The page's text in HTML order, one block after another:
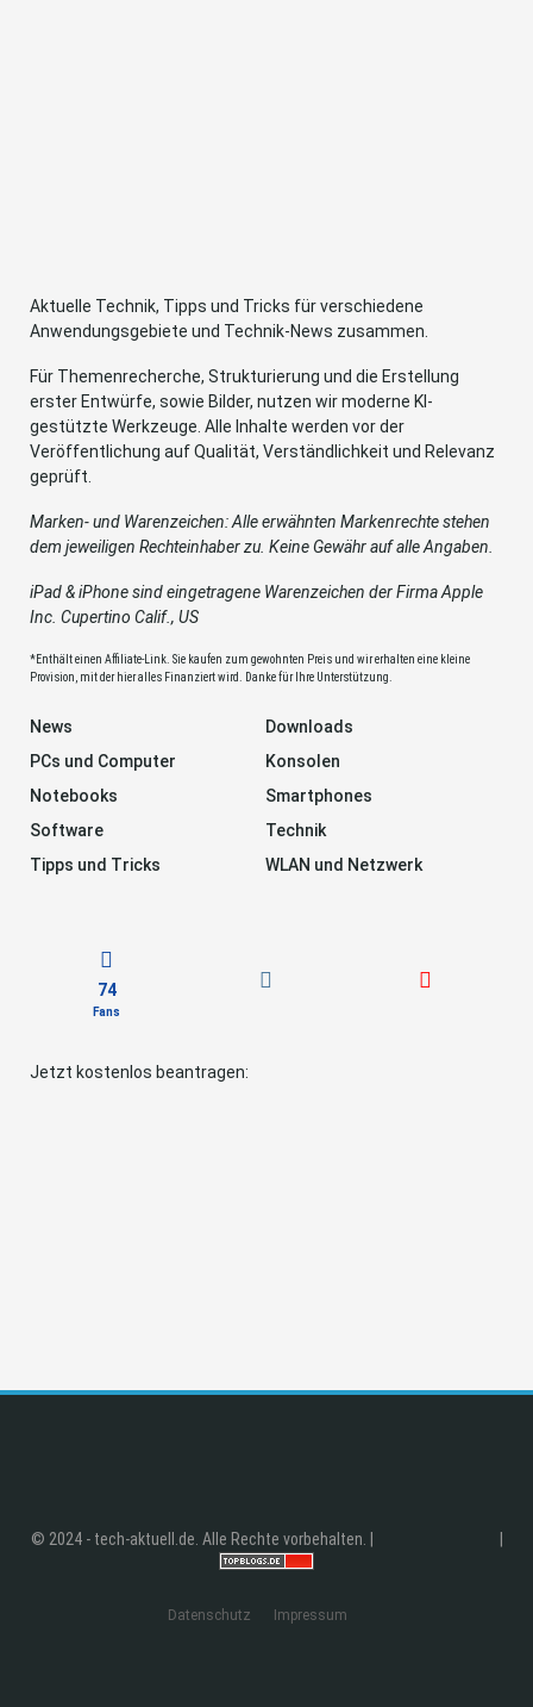
Aktuelle Technik, Tipps und Tricks für verschiedene
Anwendungsgebiete und Technik-News zusammen.
Für Themenrecherche, Strukturierung und die Erstellung
erster Entwürfe, sowie Bilder, nutzen wir moderne KI-
gestützte Werkzeuge. Alle Inhalte werden vor der
Veröffentlichung auf Qualität, Verständlichkeit und Relevanz
geprüft.
Marken- und Warenzeichen: Alle erwähnten Markenrechte stehen
dem jeweiligen Rechteinhaber zu. Keine Gewähr auf alle Angaben.
iPad & iPhone sind eingetragene Warenzeichen der Firma Apple
Inc. Cupertino Calif., US
*Enthält einen Affiliate-Link. Sie kaufen zum gewohnten Preis und wir erhalten eine kleine
Provision, mit der hier alles Finanziert wird. Danke für Ihre Unterstützung.
News
Downloads
PCs und Computer
Konsolen
Notebooks
Smartphones
Software
Technik
Tipps und Tricks
WLAN und Netzwerk
74
Fans
Jetzt kostenlos beantragen:
© 2024 - tech-aktuell.de. Alle Rechte vorbehalten. |
Datenschutz Impressum